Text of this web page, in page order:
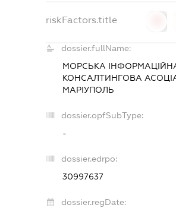
riskFactors.title
dossier.fullName:
МОРСЬКА
КОНСАЛТИНГОВА
МАРІУПОЛЬ
dossier.opfSubType:
-
dossier.edrpo:
30997637
dossier.regDate: